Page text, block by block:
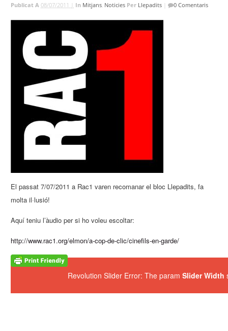
Publicat A08/07/2011 | In Mitjans Noticies Per Llepadits 0 Comentaris
El passat 7/07/2011 a Rac1 varen recomanar el bloc Llepadits, fa
molta il·lusió!
Aquí teniu l’àudio per si ho voleu escoltar:
http://www.rac1.org/elmon/a-cop-de-clic/cinefils-en-garde/
Revolution Slider Error: The paramSlider Width